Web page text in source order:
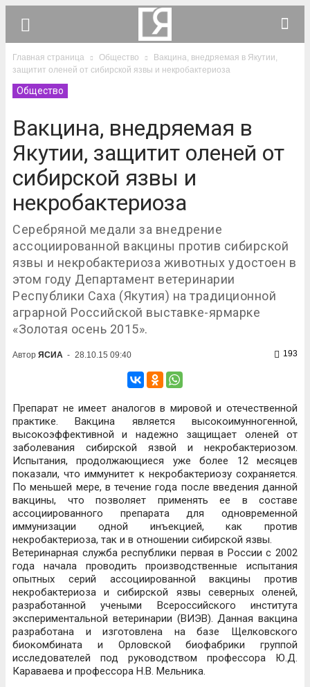
Главная страница Общество
Вакцина, внедряемая в Якутии,
защитит оленей от сибирской язвы и некробактериоза
Общество
Вакцина, внедряемая в
Якутии, защитит оленей от
сибирской язвы и
некробактериоза
Серебряной медали за внедрение
ассоциированной вакцины против сибирской
язвы и некробактериоза животных удостоен в
этом году Департамент ветеринарии
Республики Саха (Якутия) на традиционной
аграрной Российской выставке-ярмарке
«Золотая осень 2015».
Автор ЯСИА - 28.10.15 09:40 193
Препарат не имеет аналогов в мировой и отечественной
практике. Вакцина является высокоимунногенной,
высокоэффективной и надежно защищает оленей от
заболевания сибирской язвой и некробактериозом.
Испытания, продолжающиеся уже более 12 месяцев
показали, что иммунитет к некробактериозу сохраняется.
По меньшей мере, в течение года после введения данной
вакцины, что позволяет применять ее в составе
ассоциированного препарата для одновременной
иммунизации одной инъекцией, как против
некробактериоза, так и в отношении сибирской язвы.
Ветеринарная служба республики первая в России с 2002
года начала проводить производственные испытания
опытных серий ассоциированной вакцины против
некробактериоза и сибирской язвы северных оленей,
разработанной учеными Всероссийского института
экспериментальной ветеринарии (ВИЭВ). Данная вакцина
разработана и изготовлена на базе Щелковского
биокомбината и Орловской биофабрики группой
исследователей под руководством профессора Ю.Д.
Караваева и профессора Н.В. Мельника.